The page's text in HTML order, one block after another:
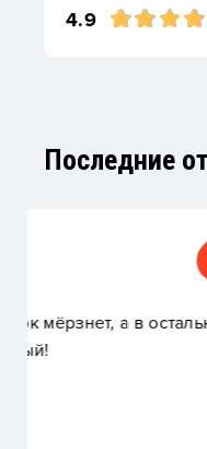
4.9
Последние
Зал
бассейн.